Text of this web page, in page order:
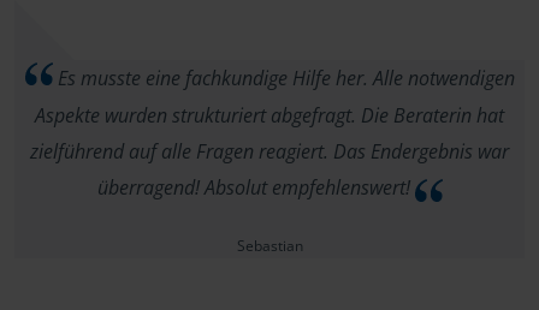
Es musste eine fachkundige Hilfe her. Alle notwendigen
Aspekte wurden strukturiert abgefragt. Die Beraterin hat
zielführend auf alle Fragen reagiert. Das Endergebnis war
überragend! Absolut empfehlenswert!
Sebastian